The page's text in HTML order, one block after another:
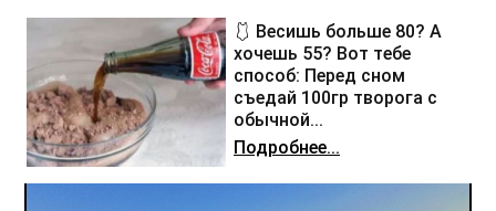
🩱 Весишь больше 80? А
хочешь 55? Вот тебе
способ: Перед сном
съедай 100гр творога с
обычной...
Подробнее...